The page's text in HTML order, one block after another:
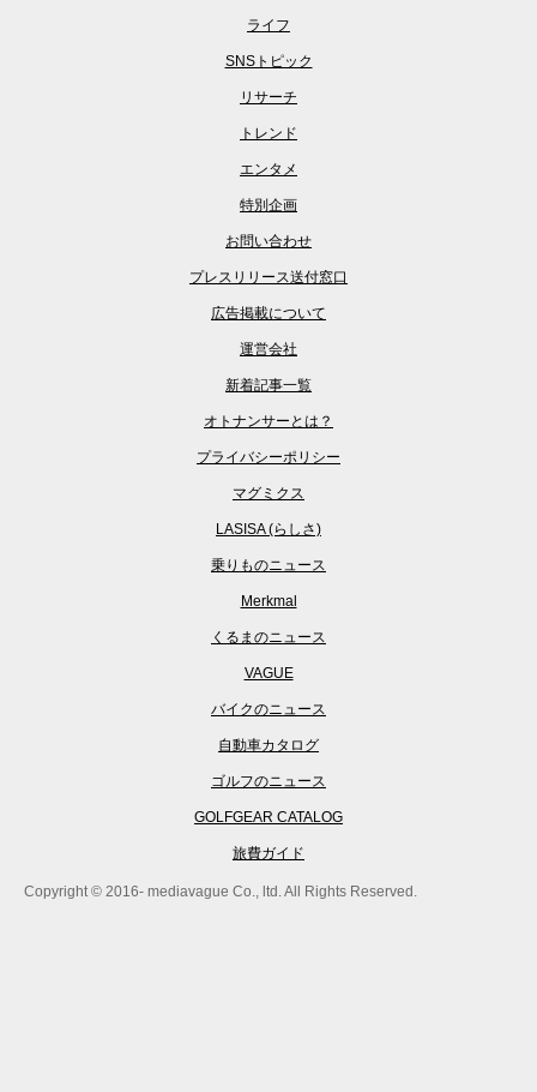
ライフ
SNSトピック
リサーチ
トレンド
エンタメ
特別企画
お問い合わせ
プレスリリース送付窓口
広告掲載について
運営会社
新着記事一覧
オトナンサーとは？
プライバシーポリシー
マグミクス
LASISA (らしさ)
乗りものニュース
Merkmal
くるまのニュース
VAGUE
バイクのニュース
自動車カタログ
ゴルフのニュース
GOLFGEAR CATALOG
旅費ガイド
Copyright © 2016- mediavague Co., ltd. All Rights Reserved.